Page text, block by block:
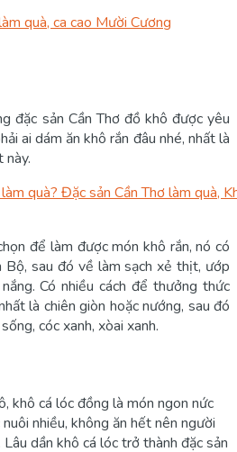
đặc sản Cần Thơ đồ khô được yêu
ai dám ăn khô rắn đâu nhé, nhất là
này.
để làm được món khô rắn, nó có
Bộ, sau đó về làm sạch xẻ thịt, ướp
Có nhiều cách để thưởng thức
là chiên giòn hoặc nướng, sau đó
cóc xanh, xòai xanh.
khô cá lóc đồng là món ngon nức
nhiều, không ăn hết nên người
dần khô cá lóc trở thành đặc sản